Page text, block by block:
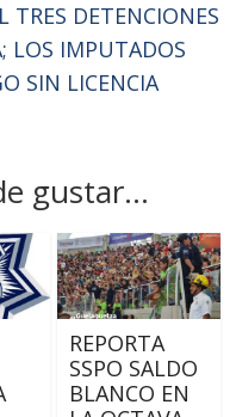
TRES DETENCIONES
LOS IMPUTADOS
SIN LICENCIA
gustar...
REPORTA
SSPO SALDO
BLANCO EN